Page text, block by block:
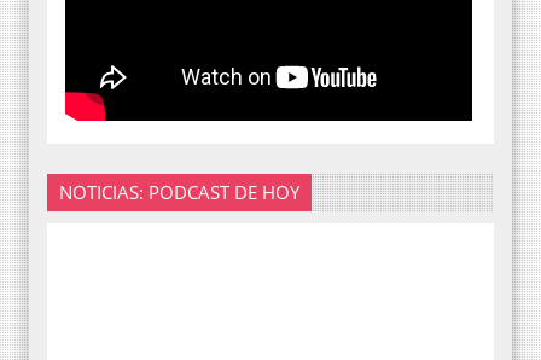
NOTICIAS: PODCAST DE HOY